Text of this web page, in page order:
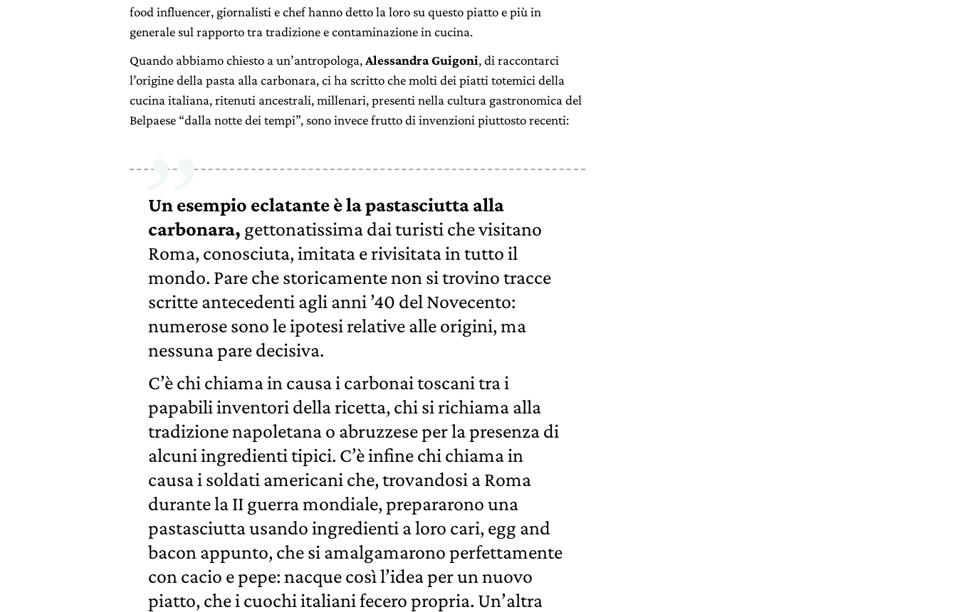
food influencer, giornalisti e chef hanno detto la loro su questo piatto e più in
generale sul rapporto tra tradizione e contaminazione in cucina.
Quando abbiamo chiesto a un’antropologa,Alessandra Guigoni, di raccontarci
l’origine della pasta alla carbonara, ci ha scritto che molti dei piatti totemici della
cucina italiana, ritenuti ancestrali, millenari, presenti nella cultura gastronomica del
Belpaese “dalla notte dei tempi”, sono invece frutto di invenzioni piuttosto recenti:
Un esempio eclatante è la pastasciutta alla
carbonara, gettonatissima dai turisti che visitano
Roma, conosciuta, imitata e rivisitata in tutto il
mondo. Pare che storicamente non si trovino tracce
scritte antecedenti agli anni ’40 del Novecento:
numerose sono le ipotesi relative alle origini, ma
nessuna pare decisiva.
C’è chi chiama in causa i carbonai toscani tra i
papabili inventori della ricetta, chi si richiama alla
tradizione napoletana o abruzzese per la presenza di
alcuni ingredienti tipici. C’è infine chi chiama in
causa i soldati americani che, trovandosi a Roma
durante la II guerra mondiale, prepararono una
pastasciutta usando ingredienti a loro cari, egg and
bacon appunto, che si amalgamarono perfettamente
con cacio e pepe: nacque così l’idea per un nuovo
piatto, che i cuochi italiani fecero propria. Un’altra